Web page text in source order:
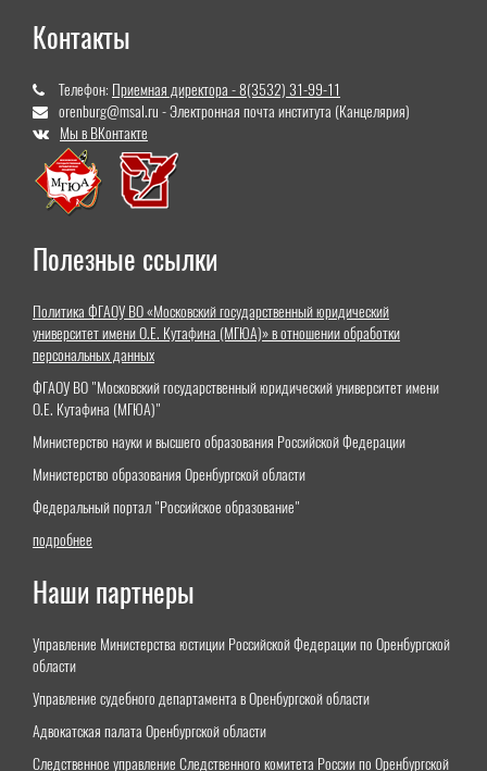
Контакты
Телефон: Приемная директора - 8(3532) 31-99-11
orenburg@msal.ru - Электронная почта института (Канцелярия)
Мы в ВКонтакте
Полезные ссылки
Политика ФГАОУ ВО «Московский государственный юридический
университет имени О.Е. Кутафина (МГЮА)» в отношении обработки
персональных данных
ФГАОУ ВО "Московский государственный юридический университет имени
О.Е. Кутафина (МГЮА)"
Министерство науки и высшего образования Российской Федерации
Министерство образования Оренбургской области
Федеральный портал "Российское образование"
подробнее
Наши партнеры
Управление Министерства юстиции Российской Федерации по Оренбургской
области
Управление судебного департамента в Оренбургской области
Адвокатская палата Оренбургской области
Следственное управление Следственного комитета России по Оренбургской